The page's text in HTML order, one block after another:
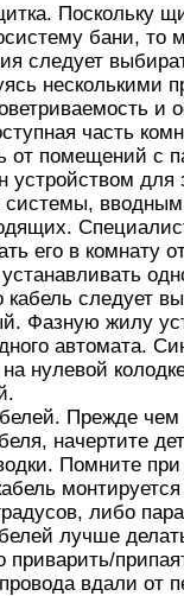
Поскольку
бани, то
следует
несколькими
и
часть
от помещений с
устройством для
системы,
его в комнату
кабель следует
Фазную жилу
автомата.
нулевой
Прежде чем
начертите
Помните
либо
лучше
вдали от